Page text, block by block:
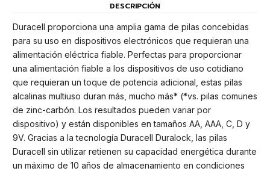
DESCRIPCIÓN
Duracell proporciona una amplia gama de pilas concebidas
para su uso en dispositivos electrónicos que requieran una
alimentación eléctrica fiable. Perfectas para proporcionar
una alimentación fiable a los dispositivos de uso cotidiano
que requieran un toque de potencia adicional, estas pilas
alcalinas multiuso duran más, mucho más* (*vs. pilas comunes
de zinc-carbón. Los resultados pueden variar por
dispositivo) y están disponibles en tamaños AA, AAA, C, D y
9V. Gracias a la tecnología Duracell Duralock, las pilas
Duracell sin utilizar retienen su capacidad energética durante
un máximo de 10 años de almacenamiento en condiciones